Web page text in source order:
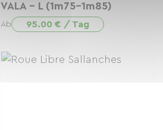
VALA - L (1m75-1m85)
Ab 95.00 € / Tag